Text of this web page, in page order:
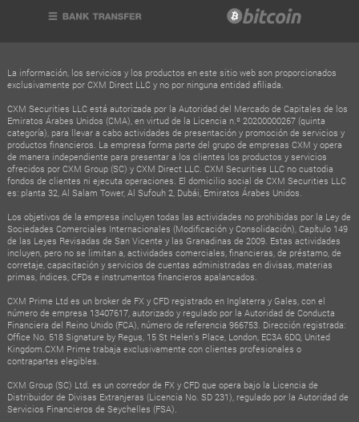
La información, los servicios y los productos en este sitio web son proporcionados
exclusivamente por CXM Direct LLC y no por ninguna entidad afiliada.
CXM Securities LLC está autorizada por la Autoridad del Mercado de Capitales de los
Emiratos Árabes Unidos (CMA), en virtud de la Licencia n.º 20200000267 (quinta
categoría), para llevar a cabo actividades de presentación y promoción de servicios y
productos financieros. La empresa forma parte del grupo de empresas CXM y opera
de manera independiente para presentar a los clientes los productos y servicios
ofrecidos por CXM Group (SC) y CXM Direct LLC. CXM Securities LLC no custodia
fondos de clientes ni ejecuta operaciones. El domicilio social de CXM Securities LLC
es: planta 32, Al Salam Tower, Al Sufouh 2, Dubái, Emiratos Árabes Unidos.
Los objetivos de la empresa incluyen todas las actividades no prohibidas por la Ley de
Sociedades Comerciales Internacionales (Modificación y Consolidación), Capítulo 149
de las Leyes Revisadas de San Vicente y las Granadinas de 2009. Estas actividades
incluyen, pero no se limitan a, actividades comerciales, financieras, de préstamo, de
corretaje, capacitación y servicios de cuentas administradas en divisas, materias
primas, índices, CFDs e instrumentos financieros apalancados.
CXM Prime Ltd es un broker de FX y CFD registrado en Inglaterra y Gales, con el
número de empresa 13407617, autorizado y regulado por la Autoridad de Conducta
Financiera del Reino Unido (FCA), número de referencia 966753. Dirección registrada:
Office No. 518 Signature by Regus, 15 St Helen's Place, London, EC3A 6DQ, United
Kingdom.CXM Prime trabaja exclusivamente con clientes profesionales o
contrapartes elegibles.
CXM Group (SC) Ltd. es un corredor de FX y CFD que opera bajo la Licencia de
Distribuidor de Divisas Extranjeras (Licencia No. SD 231), regulado por la Autoridad de
Servicios Financieros de Seychelles (FSA).